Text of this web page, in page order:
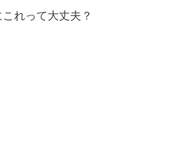
れって大丈夫？